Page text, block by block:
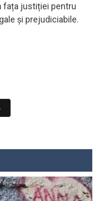
fața justiției pentru
și prejudiciabile.